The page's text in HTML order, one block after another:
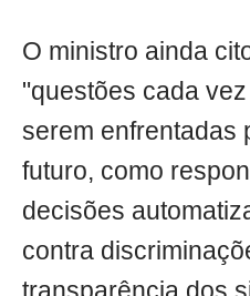
O ministro ainda
"questões cada
serem enfrentadas
futuro, como
decisões
contra